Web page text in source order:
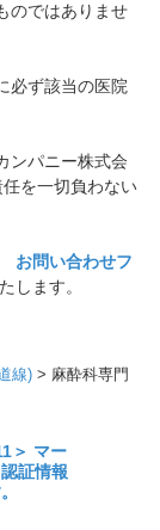
のではありませ
必ず該当の医院
ンパニー株式会
を一切負わない
お問い合わせフ
します。
線) > 麻酔科専門